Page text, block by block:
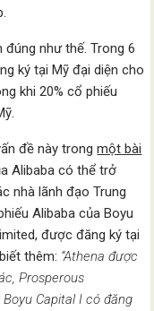
như thế. Trong 6
ký tại Mỹ đại diện cho
khi 20% cổ phiếu
đề này trongmột bài
Alibaba có thể trở
nhà lãnh đạo Trung
Alibaba của Boyu
được đăng ký tại
thêm: “Athena được
Prosperous
Capital I có đăng